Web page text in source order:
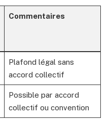
Commentaires
Plafond légal sans
accord collectif
Possible par accord
collectif ou convention